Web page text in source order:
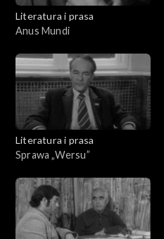
Literatura i prasa
Anus Mundi
Literatura i prasa
Sprawa „Wersu”